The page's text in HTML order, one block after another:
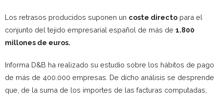
Los retrasos producidos suponen un coste directo para el
conjunto del tejido empresarial español de más de 1.800
millones de euros.
Informa D&B ha realizado su estudio sobre los hábitos de pago
de más de 400.000 empresas. De dicho análisis se desprende
que, de la suma de los importes de las facturas computadas,